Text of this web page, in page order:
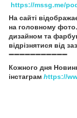
https://mssg.me/
На сайті
на головному
дизайном та
відрізнятися від
➖➖➖➖➖➖➖➖➖➖➖
Кожного дня
інстаграм https://